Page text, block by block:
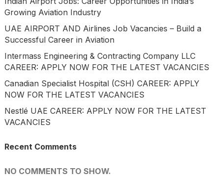
Growing Aviation Industry
UAE AIRPORT AND Airlines Job Vacancies – Build a
Successful Career in Aviation
Intermass Engineering & Contracting Company LLC
CAREER: APPLY NOW FOR THE LATEST VACANCIES
Canadian Specialist Hospital (CSH) CAREER: APPLY
NOW FOR THE LATEST VACANCIES
Nestlé UAE CAREER: APPLY NOW FOR THE LATEST
VACANCIES
Recent Comments
NO COMMENTS TO SHOW.